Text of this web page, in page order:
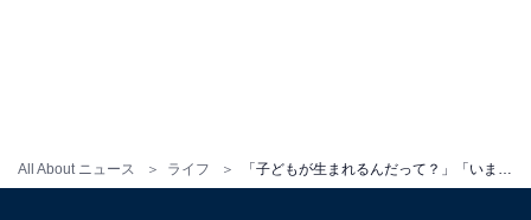
All About ニュース ライフ
らの叱責まで受けたこと（40代・女性）」といった、も